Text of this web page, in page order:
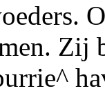
Zij